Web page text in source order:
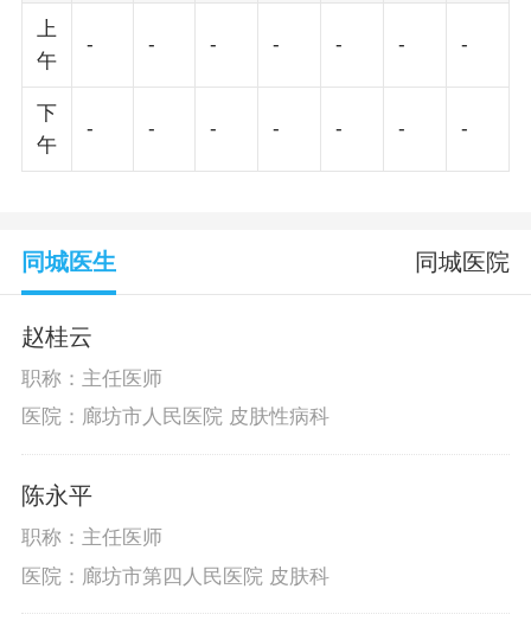
上
午
- - - - - - -
下
午
- - - - - - -
同城医生 同城医院
赵桂云
职称：主任医师
医院：廊坊市人民医院 皮肤性病科
陈永平
职称：主任医师
医院：廊坊市第四人民医院 皮肤科